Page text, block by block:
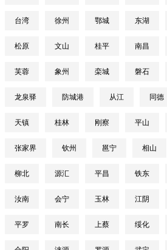
台湾 徐州 鄂城 东湖
松原 文山 桂平 南昌
芙蓉 象州 栾城 磐石
龙泉驿 防城港 从江 同德
天镇 桂林 刚察 平山
张家界 钦州 邕宁 相山
柳北 源汇 平昌 铁东
汝南 会宁 玉林 江阴
平罗 南长 上蔡 绥化